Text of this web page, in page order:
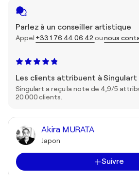
Parlez à un conseiller artistique
Appel +33 1 76 44 06 42 ounous
Les clients attribuent à Singulart
Singulart a reçu la note de 4,9/5
20 000 clients.
Akira MURATA
Japon
Suivre